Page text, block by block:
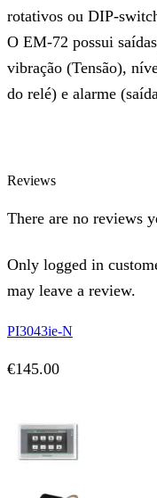
rotativos ou DIP-
O EM-72 possui
vibração (Tensão),
do relé) e alarme
Reviews
There are no reviews
Only logged in
may leave a review.
PI3043ie-N
€145.00